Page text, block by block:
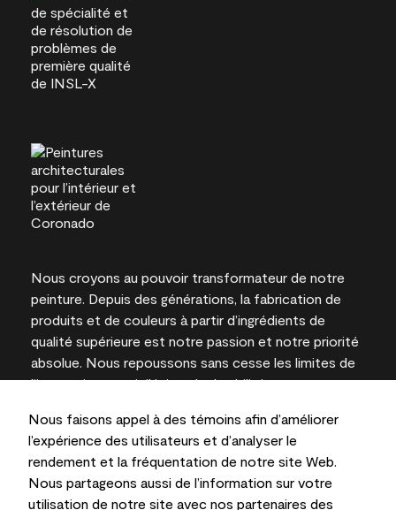
Nous faisons appel à des témoins afin d’améliorer
l’expérience des utilisateurs et d’analyser le
rendement et la fréquentation de notre site Web.
Nous partageons aussi de l’information sur votre
utilisation de notre site avec nos partenaires des
Nous croyons au pouvoir transformateur de notre
peinture. Depuis des générations, la fabrication de
produits et de couleurs à partir d’ingrédients de
qualité supérieure est notre passion et notre priorité
absolue. Nous repoussons sans cesse les limites de
l’innovation et privilégions la durabilité pour
l’expertise locale.
Les couleurs représentées à l’écran et sur les